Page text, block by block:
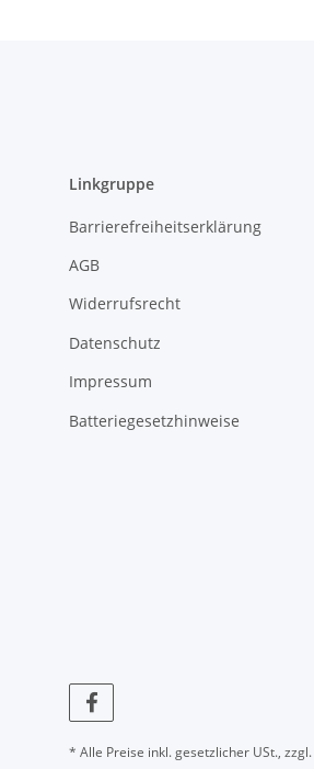
Linkgruppe
Barrierefreiheitserklärung
AGB
Widerrufsrecht
Datenschutz
Impressum
Batteriegesetzhinweise
* Alle Preise inkl. gesetzlicher USt., zzgl.